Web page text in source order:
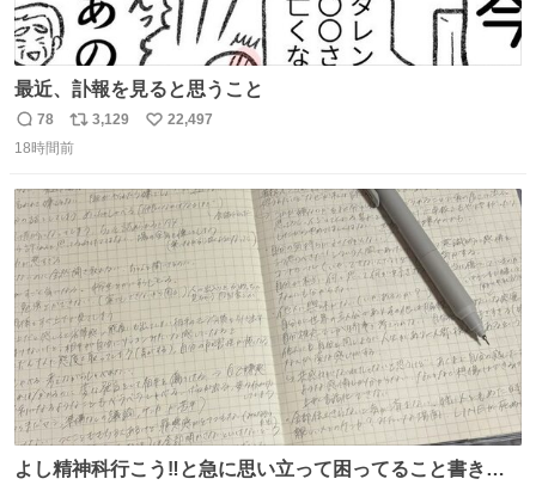
最近、訃報を見ると思うこと
返
信
78
リ
ポ
ト
数
3,129
い
数
22,497
18時間前
よし精神科行こう‼️と急に思い立って困ってること書き出